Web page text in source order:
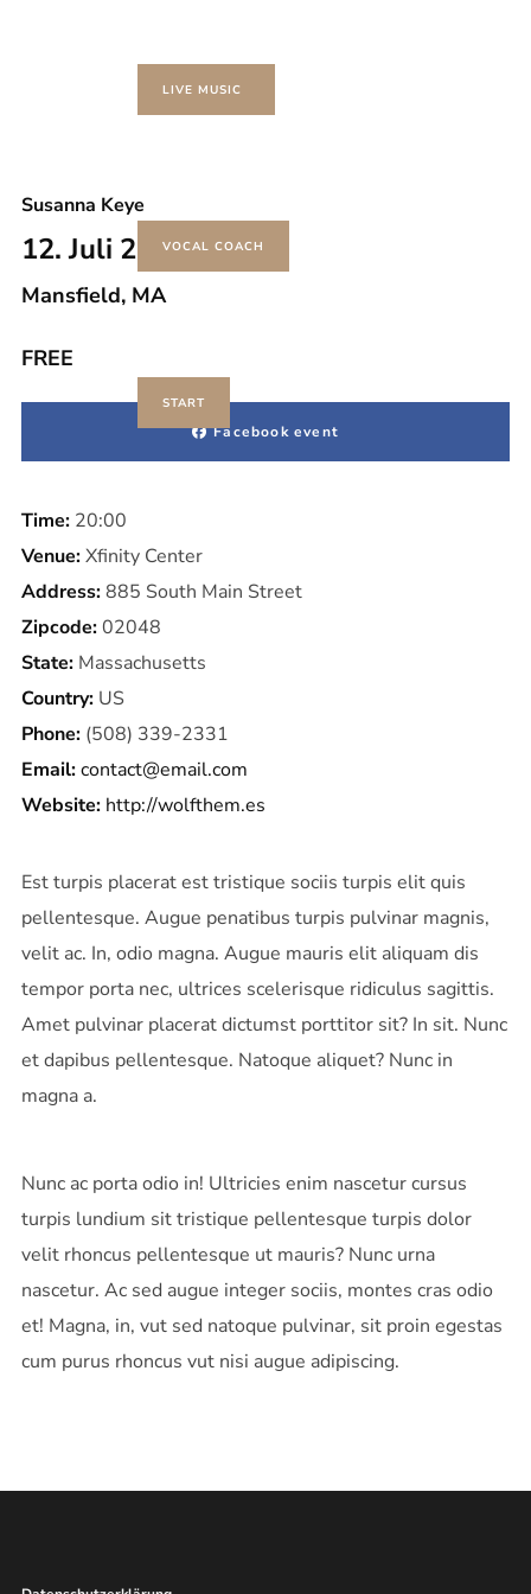
LIVE MUSIC
VOCAL COACH
START
Susanna Keye
12. Juli 2019
Mansfield, MA
FREE
Facebook event
Time:20:00
Venue:Xfinity Center
Address:885 South Main Street
Zipcode:02048
State:Massachusetts
Country:US
Phone:(508) 339-2331
Email:contact@email.com
Website: http://wolfthem.es
Est turpis placerat est tristique sociis turpis elit quis
pellentesque. Augue penatibus turpis pulvinar magnis,
velit ac. In, odio magna. Augue mauris elit aliquam dis
tempor porta nec, ultrices scelerisque ridiculus sagittis.
Amet pulvinar placerat dictumst porttitor sit? In sit. Nunc
et dapibus pellentesque. Natoque aliquet? Nunc in
magna a.
Nunc ac porta odio in! Ultricies enim nascetur cursus
turpis lundium sit tristique pellentesque turpis dolor
velit rhoncus pellentesque ut mauris? Nunc urna
nascetur. Ac sed augue integer sociis, montes cras odio
et! Magna, in, vut sed natoque pulvinar, sit proin egestas
cum purus rhoncus vut nisi augue adipiscing.